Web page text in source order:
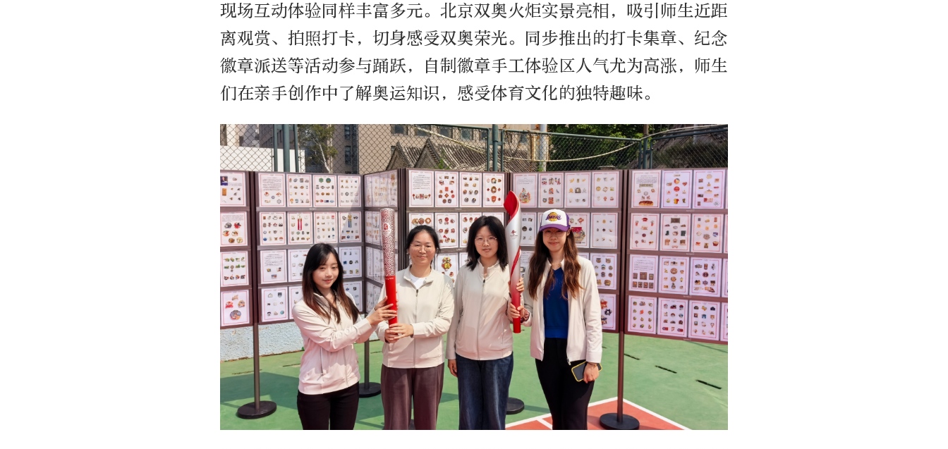
现场互动体验同样丰富多元。北京双奥火炬实景亮相，吸引师生近距
离观赏、拍照打卡，切身感受双奥荣光。同步推出的打卡集章、纪念
徽章派送等活动参与踊跃，自制徽章手工体验区人气尤为高涨，师生
们在亲手创作中了解奥运知识，感受体育文化的独特趣味。